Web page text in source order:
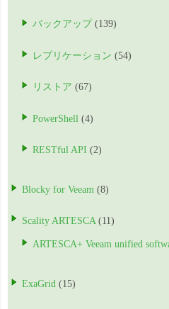
バックアップ (139)
レプリケーション (54)
リストア (67)
PowerShell (4)
RESTful API (2)
Blocky for Veeam (8)
Scality ARTESCA (11)
ARTESCA+ Veeam unified
ExaGrid (15)